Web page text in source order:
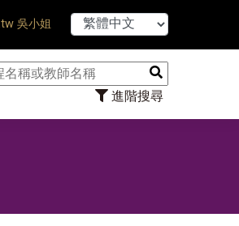
吳小姐
進階搜尋
【7/31】